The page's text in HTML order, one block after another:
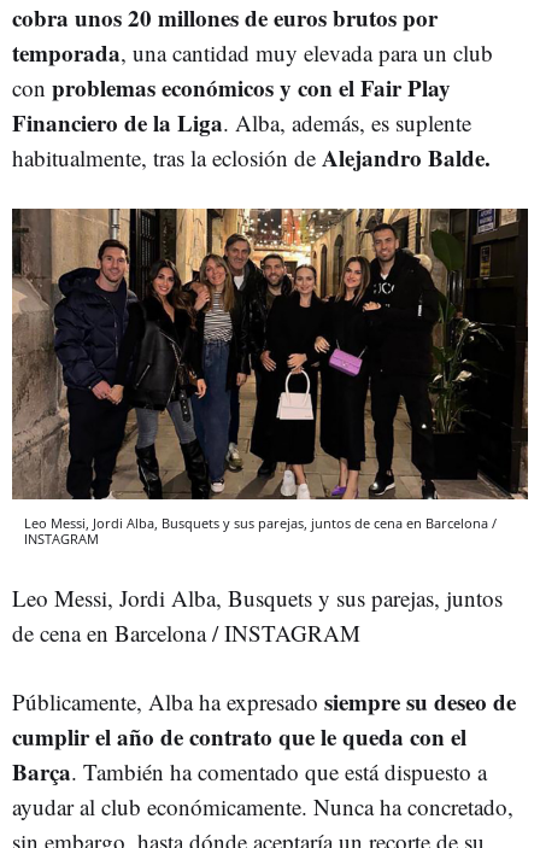
cobra unos 20 millones de euros brutos por
temporada, una cantidad muy elevada para un club
con problemas económicos y con el Fair Play
Financiero de la Liga. Alba, además, es suplente
habitualmente, tras la eclosión de Alejandro Balde.
Leo Messi, Jordi Alba, Busquets y sus parejas, juntos de cena en Barcelona /
INSTAGRAM
Leo Messi, Jordi Alba, Busquets y sus parejas, juntos
de cena en Barcelona / INSTAGRAM
Públicamente, Alba ha expresado siempre su deseo de
cumplir el año de contrato que le queda con el
Barça. También ha comentado que está dispuesto a
ayudar al club económicamente. Nunca ha concretado,
sin embargo, hasta dónde aceptaría un recorte de su